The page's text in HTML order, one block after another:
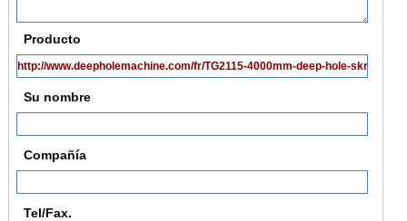
Producto
Su nombre
Compañía
Tel/Fax.